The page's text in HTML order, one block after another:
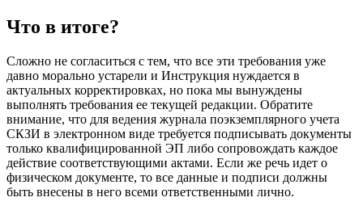
Что в итоге?
Сложно не согласиться с тем, что все эти требования уже
давно морально устарели и Инструкция нуждается в
актуальных корректировках, но пока мы вынуждены
выполнять требования ее текущей редакции. Обратите
внимание, что для ведения журнала поэкземплярного учета
СКЗИ в электронном виде требуется подписывать документы
только квалифицированной ЭП либо сопровождать каждое
действие соответствующими актами. Если же речь идет о
физическом документе, то все данные и подписи должны
быть внесены в него всеми ответственными лично.